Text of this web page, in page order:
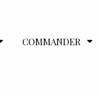
COMMANDER